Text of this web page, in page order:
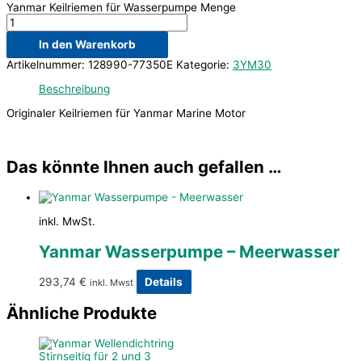
Yanmar Keilriemen für Wasserpumpe Menge
In den Warenkorb
Artikelnummer: 128990-77350E Kategorie: 3YM30
Beschreibung
Originaler Keilriemen für Yanmar Marine Motor
Das könnte Ihnen auch gefallen …
inkl. MwSt.
Yanmar Wasserpumpe – Meerwasser
293,74 € inkl. Mwst Details
Ähnliche Produkte